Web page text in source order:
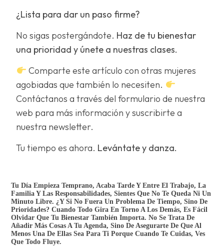
¿Lista para dar un paso firme?
No sigas postergándote. Haz de tu bienestar
una prioridad y únete a nuestras clases.
Comparte este artículo con otras mujeres
agobiadas que también lo necesiten.
Contáctanos a través del formulario de nuestra
web para más información y suscribirte a
nuestra newsletter.
Tu tiempo es ahora. Levántate y danza.
Tu Día Empieza Temprano, Acaba Tarde Y Entre El Trabajo, La
Familia Y Las Responsabilidades, Sientes Que No Te Queda Ni Un
Minuto Libre. ¿Y Si No Fuera Un Problema De Tiempo, Sino De
Prioridades? Cuando Todo Gira En Torno A Los Demás, Es Fácil
Olvidar Que Tu Bienestar También Importa. No Se Trata De
Añadir Más Cosas A Tu Agenda, Sino De Asegurarte De Que Al
Menos Una De Ellas Sea Para Ti Porque Cuando Te Cuidas, Ves
Que Todo Fluye.